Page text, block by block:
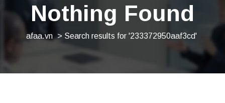
Nothing Found
afaa.vn > Search results for '233372950aaf3cd'